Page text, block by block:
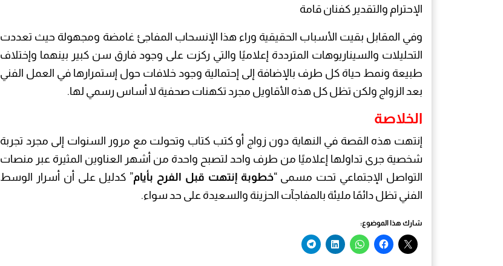
الإحترام والتقدير كفنان قامة
وفي المقابل بقيت الأسباب الحقيقية وراء هذا الإنسحاب المفاجئ غامضة ومجهولة حيث تعددت
التحليلات والسيناريوهات المترددة إعلاميًا والتي ركزت على وجود فارق سن كبير بينهما وإختلاف
طبيعة ونمط حياة كل طرف بالإضافة إلى إحتمالية وجود خلافات حول إستمرارها في العمل الفني
بعد الزواج ولكن تظل كل هذه الأقاويل مجرد تكهنات صحفية لا أساس رسمي لها.
الخلاصة
إنتهت هذه القصة في النهاية دون زواج أو كتب كتاب وتحولت مع مرور السنوات إلى مجرد تجربة
شخصية جرى تداولها إعلاميًا من طرف واحد لتصبح واحدة من أشهر العناوين المثيرة عبر منصات
التواصل الإجتماعي تحت مسمى “خطوبة إنتهت قبل الفرح بأيام” كدليل على أن أسرار الوسط
الفني تظل دائمًا مليئة بالمفاجآت الحزينة والسعيدة على حد سواء.
شارك هذا الموضوع: